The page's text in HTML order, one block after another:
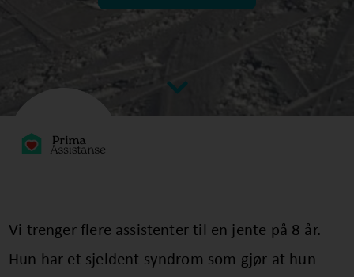
Vi trenger flere assistenter til en jente på 8 år.
Hun har et sjeldent syndrom som gjør at hun